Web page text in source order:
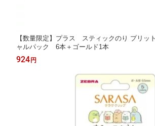
【数量限定】プラス スティックのり プリッ
ャルパック 6本＋ゴールド1本
924 円